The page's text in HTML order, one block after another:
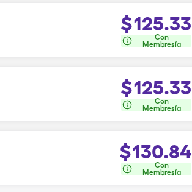
$125.33
Con
Membresía
$125.33
Con
Membresía
$130.84
Con
Membresía